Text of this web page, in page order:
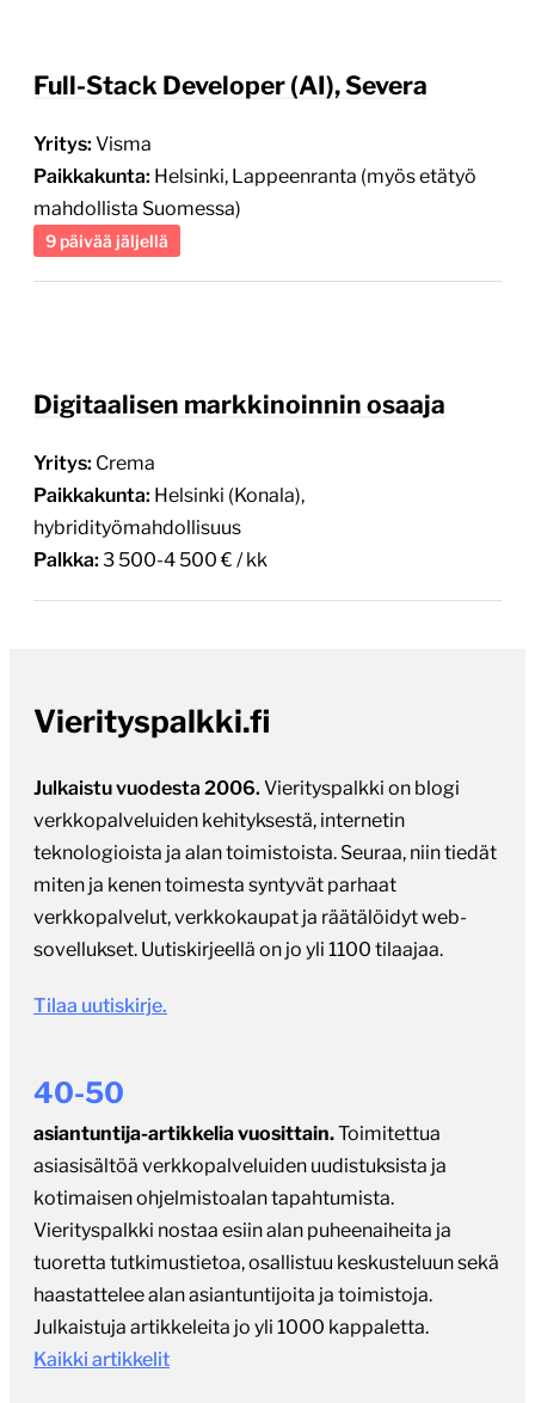
Full-Stack Developer (AI), Severa
Yritys: Visma
Paikkakunta: Helsinki, Lappeenranta (myös etätyö
mahdollista Suomessa)
9 päivää jäljellä
Digitaalisen markkinoinnin osaaja
Yritys: Crema
Paikkakunta: Helsinki (Konala),
hybridityömahdollisuus
Palkka: 3 500-4 500 € / kk
Vierityspalkki.fi
Julkaistu vuodesta 2006. Vierityspalkki on blogi
verkkopalveluiden kehityksestä, internetin
teknologioista ja alan toimistoista. Seuraa, niin tiedät
miten ja kenen toimesta syntyvät parhaat
verkkopalvelut, verkkokaupat ja räätälöidyt web-
sovellukset. Uutiskirjeellä on jo yli 1100 tilaajaa.
Tilaa uutiskirje.
40-50
asiantuntija-artikkelia vuosittain.Toimitettua
asiasisältöä verkkopalveluiden uudistuksista ja
kotimaisen ohjelmistoalan tapahtumista.
Vierityspalkki nostaa esiin alan puheenaiheita ja
tuoretta tutkimustietoa, osallistuu keskusteluun sekä
haastattelee alan asiantuntijoita ja toimistoja.
Julkaistuja artikkeleita jo yli 1000 kappaletta.
Kaikki artikkelit